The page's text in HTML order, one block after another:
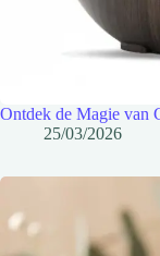
Ontdek de Magie van
25/03/2026